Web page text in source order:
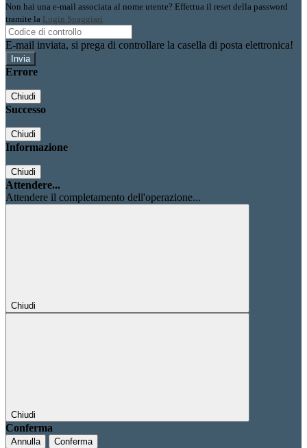
Non hai una e-mail associata al nome utente? Effettua il reset della password
tramite la Login Spaggiari
E-mail inviata, si prega di controllare la casella di posta elettronica!
Errore
Chiudi
Successo
Chiudi
Informazione
Chiudi
Attendere...
Attendere il completamento dell'operazione...
Chiudi
Chiudi
Conferma
Annulla Conferma